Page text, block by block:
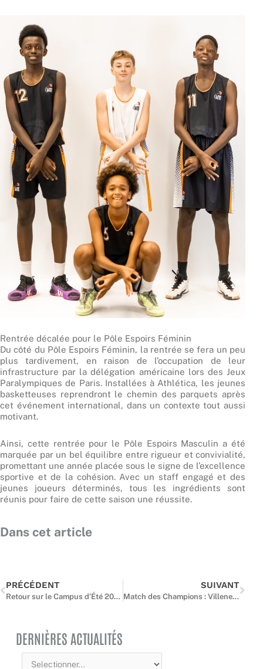
Rentrée décalée pour le Pôle Espoirs Féminin
Du côté du Pôle Espoirs Féminin, la rentrée se fera un peu
plus tardivement, en raison de l’occupation de leur
infrastructure par la délégation américaine lors des Jeux
Paralympiques de Paris. Installées à Athlética, les jeunes
basketteuses reprendront le chemin des parquets après
cet événement international, dans un contexte tout aussi
motivant.
Ainsi, cette rentrée pour le Pôle Espoirs Masculin a été
marquée par un bel équilibre entre rigueur et convivialité,
promettant une année placée sous le signe de l’excellence
sportive et de la cohésion. Avec un staff engagé et des
jeunes joueurs déterminés, tous les ingrédients sont
réunis pour faire de cette saison une réussite.
Dans cet article
PRÉCÉDENT
Retour sur le Campus d’Été 2024 de la FFBB : les dirigeants franciliens en première ligne
SUIVANT
Match des Champions : Villeneuve d’Ascq contre Bourges au Palais des Sports Maurice Thorez
DERNIÈRES ACTUALITÉS